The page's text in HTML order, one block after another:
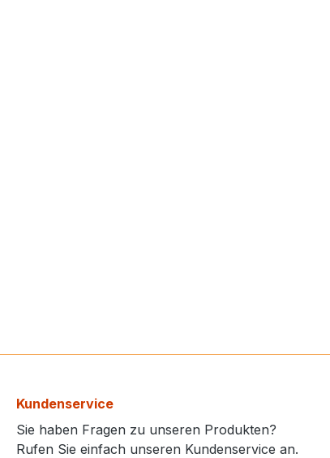
Kundenservice
Sie haben Fragen zu unseren Produkten?
Rufen Sie einfach unseren Kundenservice an.